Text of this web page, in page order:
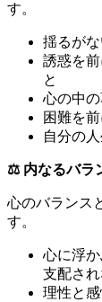
す。
揺るが
誘惑を
と
心の中
困難を
自分の
⚖️ 内なるバラ
心のバランス
す。
心に浮
支配さ
理性と